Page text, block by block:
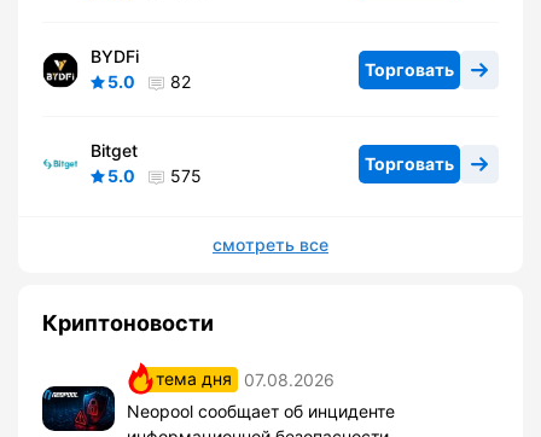
BYDFi
5.0
82
Торговать
Bitget
5.0
575
Торговать
смотреть все
Криптоновости
тема дня
07.08.2026
Neopool сообщает об инциденте